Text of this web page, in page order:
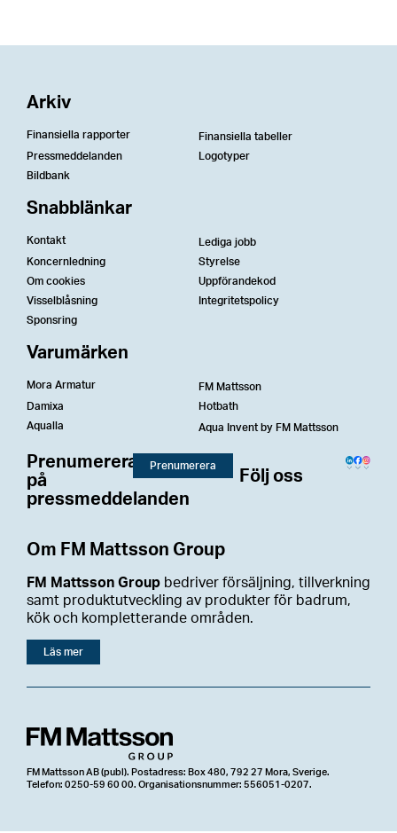
Om FM Mattsson Group
FM Mattsson Group bedriver försäljning, tillverkning
samt produktutveckling av produkter för badrum,
kök och kompletterande områden.
Läs mer
Arkiv
Finansiella rapporter
Finansiella tabeller
Pressmeddelanden
Logotyper
Bildbank
Snabblänkar
Kontakt
Lediga jobb
Koncernledning
Styrelse
Om cookies
Uppförandekod
Visselblåsning
Integritetspolicy
Sponsring
Varumärken
Mora Armatur
FM Mattsson
Damixa
Hotbath
Aqualla
Aqua Invent by FM Mattsson
Prenumerera
på
pressmeddelanden
Prenumerera
Följ oss
FM Mattsson AB (publ). Postadress: Box 480, 792 27 Mora, Sverige.
Telefon: 0250-59 60 00. Organisationsnummer: 556051-0207.